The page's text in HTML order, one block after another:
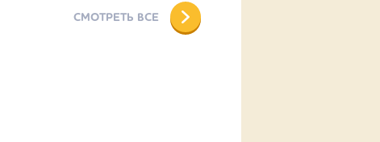
СМОТРЕТЬ ВСЕ